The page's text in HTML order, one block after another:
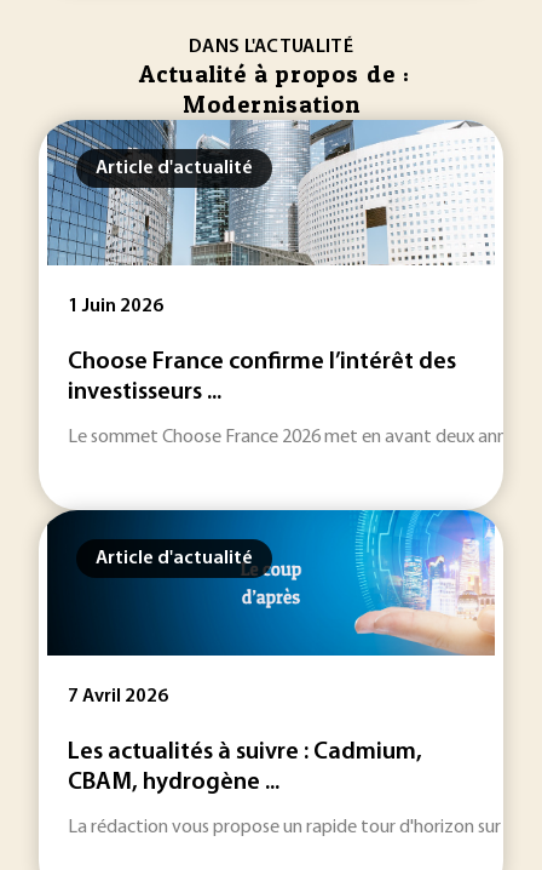
DANS L'ACTUALITÉ
Actualité à propos de :
Modernisation
Article d'actualité
1 Juin 2026
Choose France confirme l’intérêt des
investisseurs ...
Le sommet Choose France 2026 met en avant deux
Article d'actualité
7 Avril 2026
Les actualités à suivre : Cadmium,
CBAM, hydrogène ...
La rédaction vous propose un rapide tour d'horizon sur les